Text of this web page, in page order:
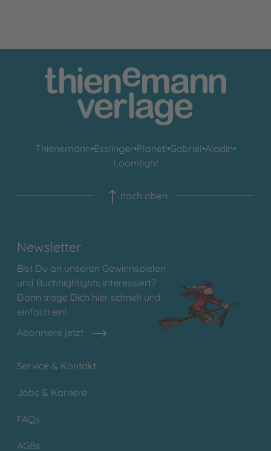
Thienemann•Esslinger•Planet!•Gabriel•Aladin•
Loomlight
nach oben
Newsletter
Bist Du an unseren Gewinnspielen
und Buchhighlights interessiert?
Dann trage Dich hier schnell und
einfach ein!
Abonniere jetzt
Service & Kontakt
Jobs & Karriere
FAQs
AGBs